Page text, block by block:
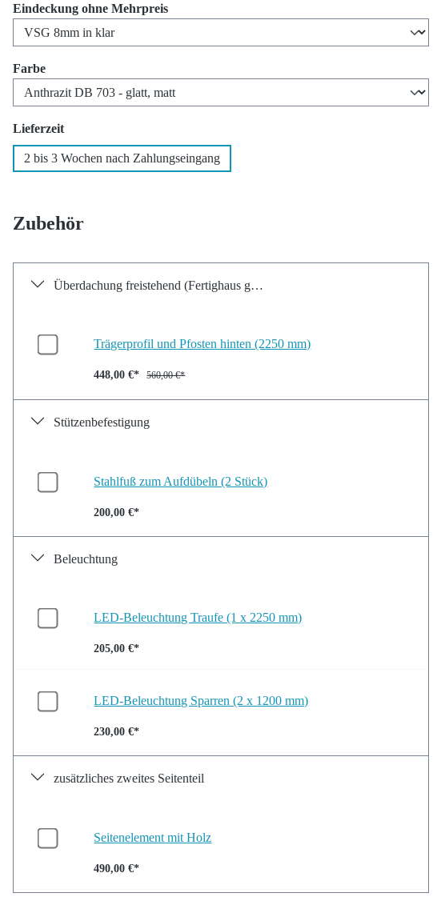
Eindeckung ohne Mehrpreisauswählen
Farbeauswählen
Lieferzeitauswählen
2 bis 3 Wochen nach Zahlungseingang
Zubehör
Überdachung freistehend (Fertighaus geeignet)
Trägerprofil und Pfosten hinten (2250 mm)
448,00 €* 560,00 €*
Stützenbefestigung
Stahlfuß zum Aufdübeln (2 Stück)
200,00 €*
Beleuchtung
LED-Beleuchtung Traufe (1 x 2250 mm)
205,00 €*
LED-Beleuchtung Sparren (2 x 1200 mm)
230,00 €*
zusätzliches zweites Seitenteil
Seitenelement mit Holz
490,00 €*